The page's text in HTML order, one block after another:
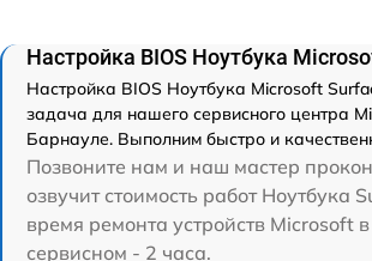
Настройка BIOS Ноутбука
Настройка BIOS Ноутбука Microsoft
задача для нашего сервисного центра
Барнауле. Выполним быстро и
Позвоните нам и наш мастер
озвучит стоимость работ Ноутбука
время ремонта устройств Microsoft
сервисном - 2 часа.